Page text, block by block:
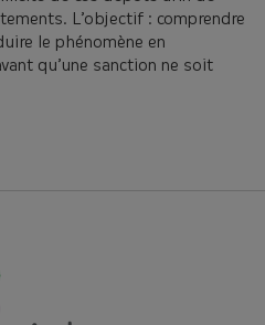
L’objectif : comprendre
le phénomène en
qu’une sanction ne soit